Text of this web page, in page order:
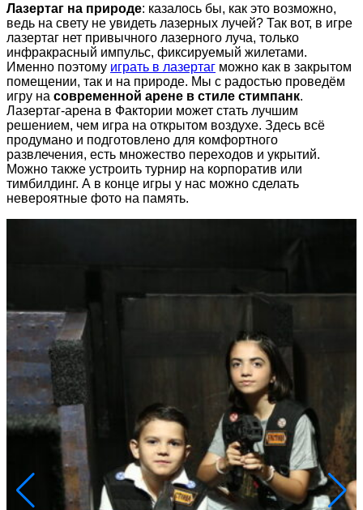
Лазертаг на природе: казалось бы, как это возможно,
ведь на свету не увидеть лазерных лучей? Так вот, в игре
лазертаг нет привычного лазерного луча, только
инфракрасный импульс, фиксируемый жилетами.
Именно поэтому играть в лазертаг можно как в закрытом
помещении, так и на природе. Мы с радостью проведём
игру на современной арене в стиле стимпанк.
Лазертаг-арена в Фактории может стать лучшим
решением, чем игра на открытом воздухе. Здесь всё
продумано и подготовлено для комфортного
развлечения, есть множество переходов и укрытий.
Можно также устроить турнир на корпоратив или
тимбилдинг. А в конце игры у нас можно сделать
невероятные фото на память.